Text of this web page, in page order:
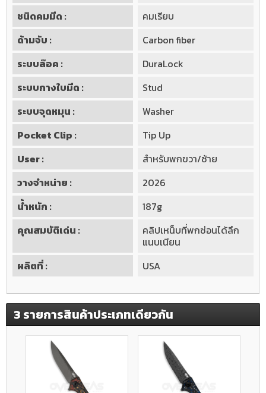
ชนิดคมมีด :
คมเรียบ
ด้ามจับ :
Carbon fiber
ระบบล๊อค :
DuraLock
ระบบกางใบมีด :
Stud
ระบบจุดหมุน :
Washer
Pocket Clip :
Tip Up
User :
สำหรับพกขวา/ซ้าย
วางจำหน่าย :
2026
น้ำหนัก :
187g
คุณสมบัติเด่น :
คลิปเหน็บที่พกซ่อนได้ลึก
แนบเนียน
ผลิตที่ :
USA
3 รายการสินค้าประเภทเดียวกัน